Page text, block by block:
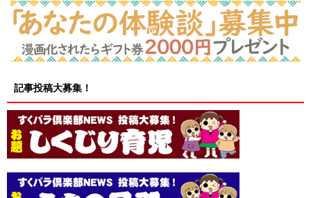
記事投稿大募集！